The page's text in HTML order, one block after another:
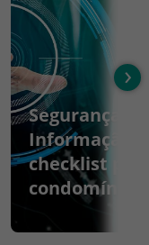
Segurança da
Informação:
checklist
condomínios
›